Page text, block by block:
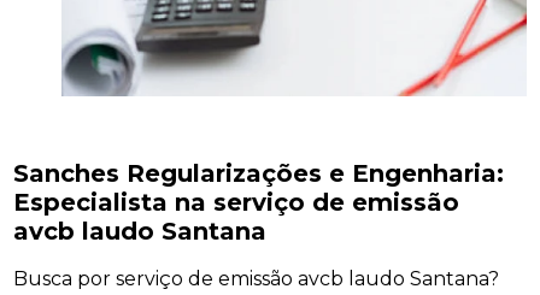
Sanches Regularizações e Engenharia:
Especialista na serviço de emissão
avcb laudo Santana
Busca por serviço de emissão avcb laudo Santana?